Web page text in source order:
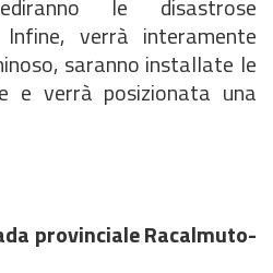
le disastrose
verrà interamente
saranno installate le
e verrà posizionata una
provinciale Racalmuto-